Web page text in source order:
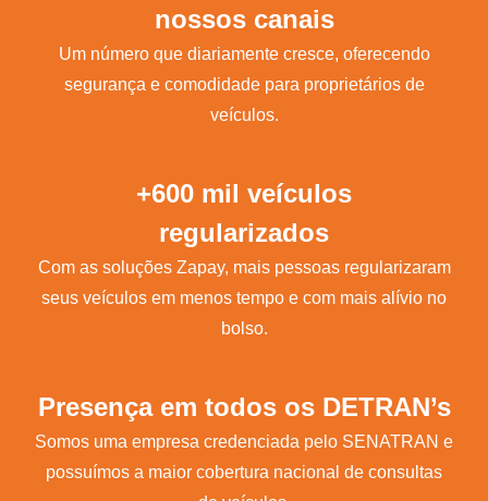
nossos canais
Um número que diariamente cresce, oferecendo
segurança e comodidade para proprietários de
veículos.
+600 mil veículos
regularizados
Com as soluções Zapay, mais pessoas regularizaram
seus veículos em menos tempo e com mais alívio no
bolso.
Presença em todos os DETRAN’s
Somos uma empresa credenciada pelo SENATRAN e
possuímos a maior cobertura nacional de consultas